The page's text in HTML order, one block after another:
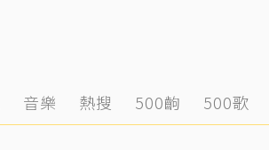
音樂 熱搜 500齣 500歌